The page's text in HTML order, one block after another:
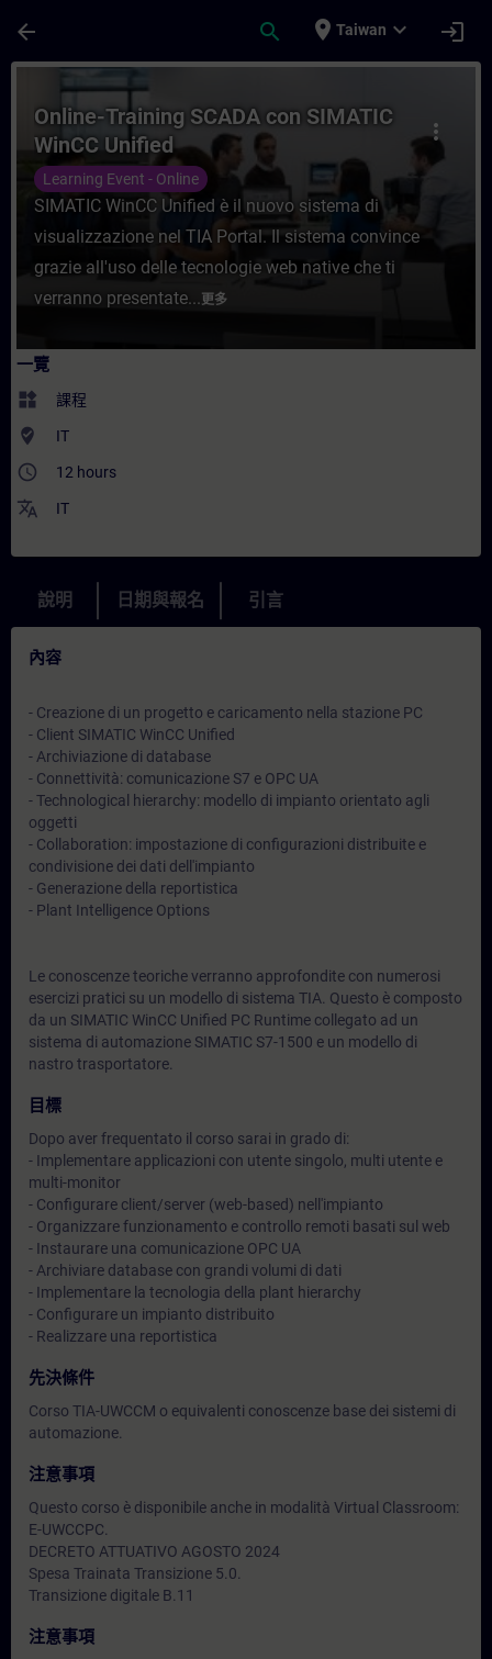
arrow_back search place Taiwan expand_more login
課程 - Online-Training SCADA con
more_vert
Online-Training SCADA con SIMATIC
WinCC Unified
Learning Event - Online
SIMATIC WinCC Unified è il nuovo sistema di
visualizzazione nel TIA Portal. Il sistema convince
grazie all'uso delle tecnologie web native che ti
verranno presentate...更多
一覽
widgets 課程
where_to_vote IT
access_time 12 hours
translate IT
說明 日期與報名 引言
內容
- Creazione di un progetto e caricamento nella stazione PC
- Client SIMATIC WinCC Unified
- Archiviazione di database
- Connettività: comunicazione S7 e OPC UA
- Technological hierarchy: modello di impianto orientato agli
oggetti
- Collaboration: impostazione di configurazioni distribuite e
condivisione dei dati dell'impianto
- Generazione della reportistica
- Plant Intelligence Options
Le conoscenze teoriche verranno approfondite con numerosi
esercizi pratici su un modello di sistema TIA. Questo è composto
da un SIMATIC WinCC Unified PC Runtime collegato ad un
sistema di automazione SIMATIC S7-1500 e un modello di
nastro trasportatore.
目標
Dopo aver frequentato il corso sarai in grado di:
- Implementare applicazioni con utente singolo, multi utente e
multi-monitor
- Configurare client/server (web-based) nell'impianto
- Organizzare funzionamento e controllo remoti basati sul web
- Instaurare una comunicazione OPC UA
- Archiviare database con grandi volumi di dati
- Implementare la tecnologia della plant hierarchy
- Configurare un impianto distribuito
- Realizzare una reportistica
先決條件
Corso TIA-UWCCM o equivalenti conoscenze base dei sistemi di
automazione.
注意事項
Questo corso è disponibile anche in modalità Virtual Classroom:
E-UWCCPC.
DECRETO ATTUATIVO AGOSTO 2024
Spesa Trainata Transizione 5.0.
Transizione digitale B.11
注意事項